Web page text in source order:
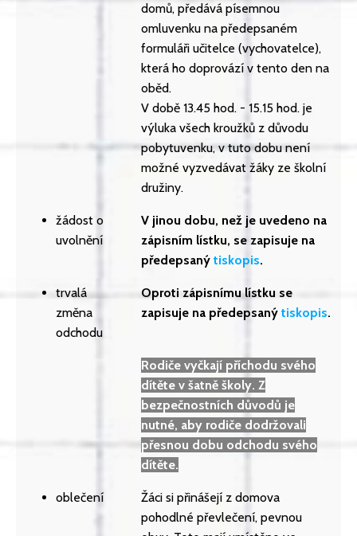
domů, předává písemnou
omluvenku na předepsaném
formuláři učitelce (vychovatelce),
která ho doprovází v tento den na
oběd.
V době 13.45 hod. - 15.15 hod. je
výluka všech kroužků z důvodu
pobytuvenku, v tuto dobu není
možné vyzvedávat žáky ze školní
družiny.
žádost o
uvolnění
V jinou dobu, než je uvedeno na
zápisním lístku, se zapisuje na
předepsaný tiskopis.
trvalá
změna
odchodu
Oproti zápisnímu lístku se
zapisuje na předepsaný tiskopis.
Rodiče vyčkají příchodu svého
dítěte v šatně školy. Z
bezpečnostních důvodů je
nutné, aby rodiče dodržovali
přesnou dobu odchodu svého
dítěte.
oblečení
Žáci si přinášejí z domova
pohodlné převlečení, pevnou